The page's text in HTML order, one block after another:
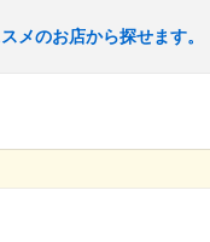
メのお店から探せます。